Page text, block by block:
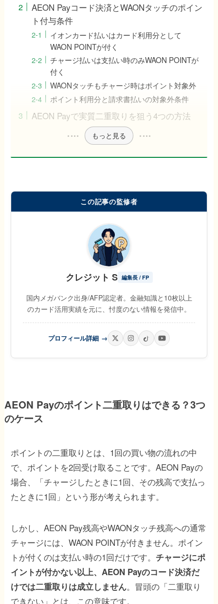
AEON Payコード決済とWAONタッチのポイン
ト付与条件
イオンカード払いはカード利用分として
WAON POINTが付く
チャージ払いは支払い時のみWAON POINTが
付く
WAONタッチもチャージ時はポイント対象外
ポイント利用分と請求書払いの対象外条件
AEON Payで実質二重取りを狙う4つの方法
もっと見る
この記事の監修者
クレジット S 編集長 / FP
国内メガバンク出身/AFP認定者。金融知識と10枚以上
のカード活用実績を元に、忖度のない情報を発信中。
プロフィール詳細 →
AEON Payのポイント二重取りはできる？3つ
のケース
ポイントの二重取りとは、1回の買い物の流れの中
で、ポイントを2回受け取ることです。AEON Payの
場合、「チャージしたときに1回、その残高で支払っ
たときに1回」という形が考えられます。
しかし、AEON Pay残高やWAONタッチ残高への通常
チャージには、WAON POINTが付きません。ポイン
トが付くのは支払い時の1回だけです。チャージにポ
イントが付かない以上、AEON Payのコード決済だ
けでは二重取りは成立しません。冒頭の「二重取り
できない」とは、この意味です。